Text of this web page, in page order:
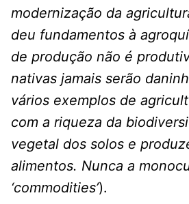
modernização da
deu fundamentos à
de produção não é
nativas jamais serão
vários exemplos de
com a riqueza da
vegetal dos solos e
alimentos. Nunca a
‘commodities’).